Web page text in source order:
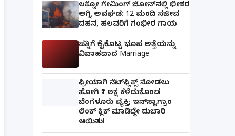
ಲಕ್ನೋ ಗೇಮಿಂಗ್ ಜೋನ್‌ನಲ್ಲಿ ಭೀಕರ
ಅಗ್ನಿ ಅವಘಡ: 12 ಮಂದಿ ಸಜೀವ
ದಹನ, ಹಲವರಿಗೆ ಗಂಭೀರ ಗಾಯ
ಪತ್ನಿಗೆ ಕೈಕೊಟ್ಟ ಭೂಪ ಅತ್ತೆಯನ್ನು
ವಿವಾಹವಾದ Marriage
ಫ್ರೀಯಾಗಿ ನೆಟ್‌ಫ್ಲಿಕ್ಸ್ ನೋಡಲು
ಹೋಗಿ ₹1 ಲಕ್ಷ ಕಳೆದುಕೊಂಡ
ಬೆಂಗಳೂರು ವ್ಯಕ್ತಿ; ಇನ್‌ಸ್ಟಾಗ್ರಾಂ
ಲಿಂಕ್ ಕ್ಲಿಕ್ ಮಾಡಿದ್ದೇ ದುಬಾರಿ
ಆಯಿತು!